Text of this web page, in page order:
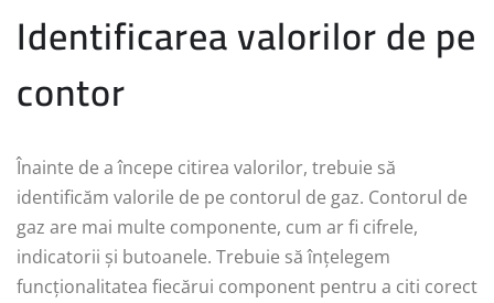
Identificarea valorilor de pe
contor
Înainte de a începe citirea valorilor, trebuie să
identificăm valorile de pe contorul de gaz. Contorul de
gaz are mai multe componente, cum ar fi cifrele,
indicatorii și butoanele. Trebuie să înțelegem
funcționalitatea fiecărui component pentru a citi corect